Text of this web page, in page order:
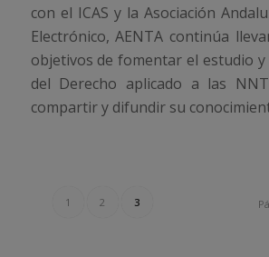
con el ICAS y la Asociación
Electrónico, AENTA continúa
objetivos de fomentar el estudio
del Derecho aplicado a las
compartir y difundir su
1 2 3